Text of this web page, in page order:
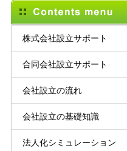
株式会社設立サポート
合同会社設立サポート
会社設立の流れ
会社設立の基礎知識
法人化シミュレーション